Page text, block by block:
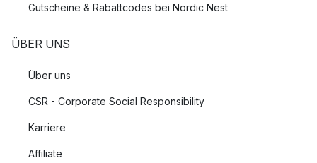
Gutscheine & Rabattcodes bei Nordic Nest
ÜBER UNS
Über uns
CSR - Corporate Social Responsibility
Karriere
Affiliate